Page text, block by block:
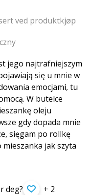
ved produktkjøp
jego najtrafniejszym
się u mnie w
emocjami, tu
W butelce
oleju
gdy dopada mnie
sięgam po rollkę
mieszanka jak szyta
deg? + 2